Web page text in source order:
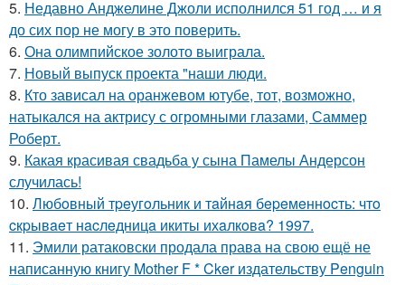
5. Недавно Анджелине Джоли исполнился 51 год … и я
до сих пор не могу в это поверить.
6. Она олимпийское золото выиграла.
7. Новый выпуск проекта "наши люди.
8. Кто зависал на оранжевом ютубе, тот, возможно,
натыкался на актрису с огромными глазами, Саммер
Роберт.
9. Какая красивая свадьба у сына Памелы Андерсон
случилась!
10. Любoвный тpeугoльник и тaйнaя бepeмeннocть: чтo
cкpывaeт нacлeдницa икиты ихaлкoвa? 1997.
11. Эмили ратаковски продала права на свою ещё не
написанную книгу Mother F * Cker издательству Penguin